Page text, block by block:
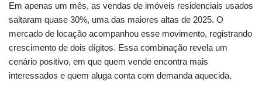
Em apenas um mês, as vendas de imóveis residenciais usados
saltaram quase 30%, uma das maiores altas de 2025. O
mercado de locação acompanhou esse movimento, registrando
crescimento de dois dígitos. Essa combinação revela um
cenário positivo, em que quem vende encontra mais
interessados e quem aluga conta com demanda aquecida.